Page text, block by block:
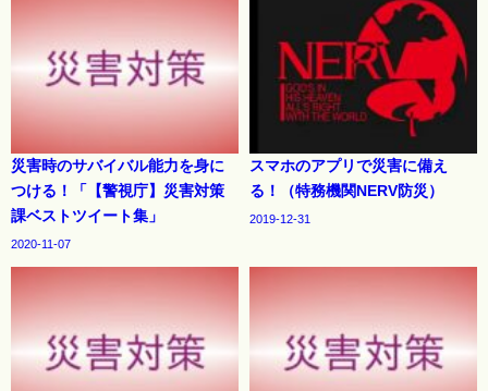
災害時のサバイバル能力を身に
つける！「【警視庁】災害対策
課ベストツイート集」
2020-11-07
スマホのアプリで災害に備え
る！（特務機関NERV防災）
2019-12-31